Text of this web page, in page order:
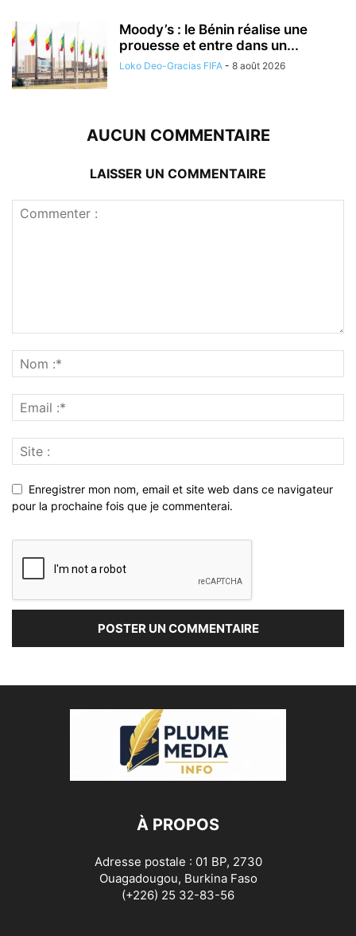
Moody’s : le Bénin réalise une
prouesse et entre dans un...
Loko Deo-Gracias FIFA - 8 août 2026
AUCUN COMMENTAIRE
LAISSER UN COMMENTAIRE
Enregistrer mon nom, email et site web dans ce navigateur
pour la prochaine fois que je commenterai.
À PROPOS
Adresse postale : 01 BP, 2730
Ouagadougou, Burkina Faso
(+226) 25 32-83-56